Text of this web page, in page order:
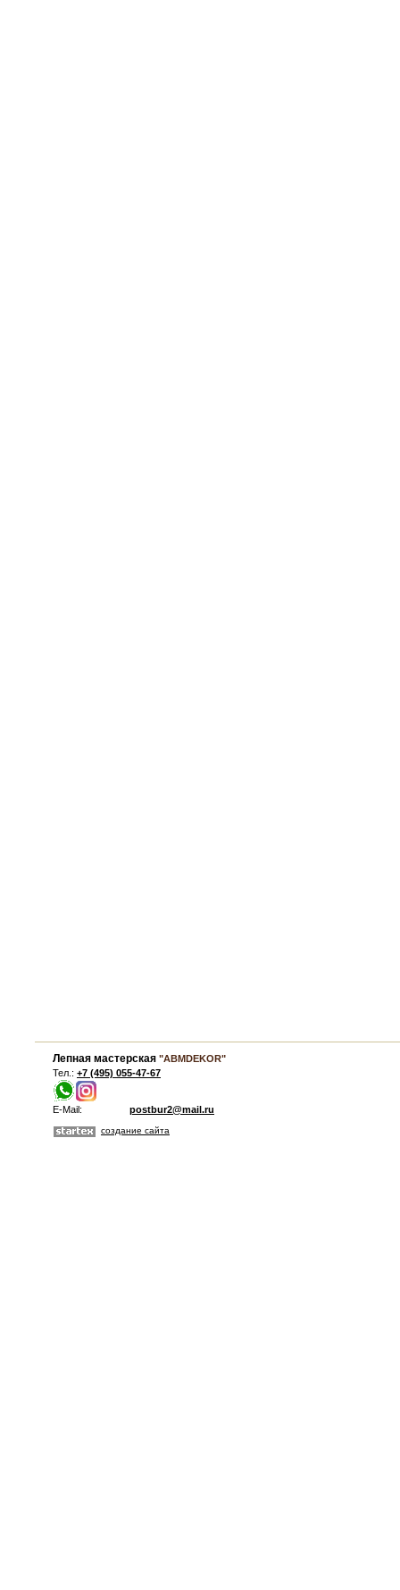
Лепная мастерская "ABMDEKOR"
Тел.: +7 (495) 055-47-67
E-Mail: postbur2@mail.ru
создание сайта